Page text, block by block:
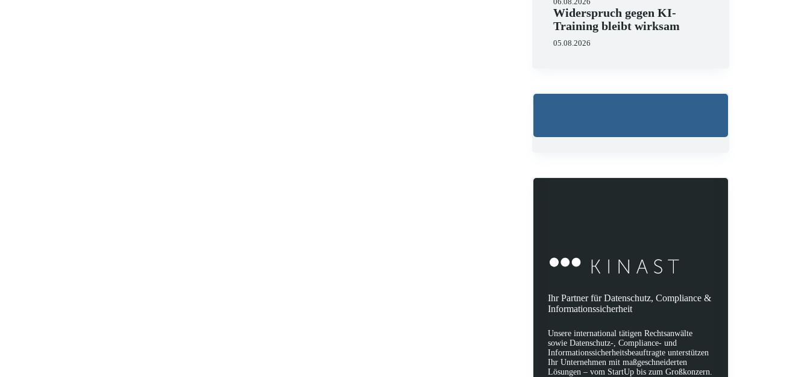
Widerspruch gegen KI-
Training bleibt wirksam
05.08.2026
Ihr Partner für Datenschutz, Compliance &
Informationssicherheit
Unsere international tätigen Rechtsanwälte
sowie Datenschutz-, Compliance- und
Informationssicherheitsbeauftragte unterstützen
Ihr Unternehmen mit maßgeschneiderten
Lösungen – vom StartUp bis zum Großkonzern.